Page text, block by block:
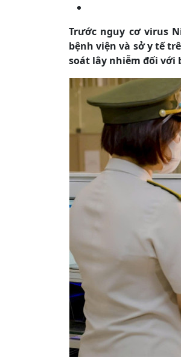
Trước nguy cơ virus
bệnh viện và sở y tế
soát lây nhiễm đối với